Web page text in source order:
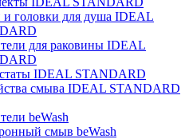
и головки для душа IDEAL
для раковины IDEAL
IDEAL STANDARD
смыва IDEAL STANDARD
beWash
смыв beWash